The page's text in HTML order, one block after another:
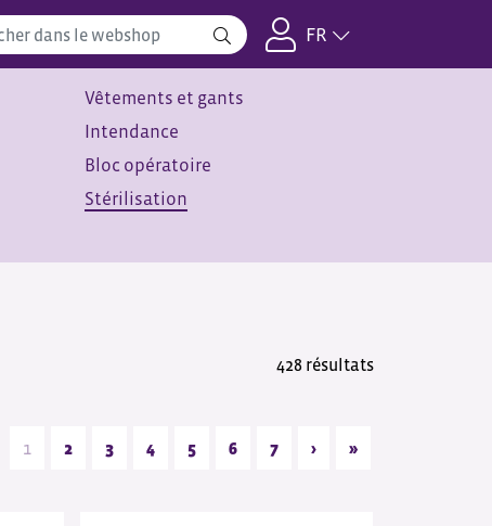
FR
Vêtements et gants
Intendance
Bloc opératoire
Stérilisation
428 résultats
1 2 3 4 5 6 7 › »